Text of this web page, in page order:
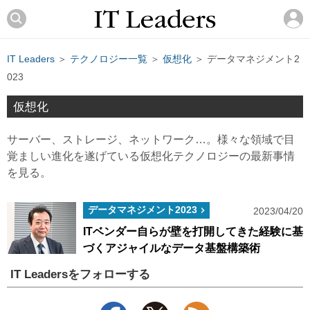
IT Leaders ＞ テクノロジー一覧 ＞ 仮想化 ＞ データマネジメント2
023
仮想化
サーバー、ストレージ、ネットワーク…。様々な領域で目
覚ましい進化を遂げている仮想化テクノロジーの最新事情
を見る。
データマネジメント2023 2023/04/20
ITベンダー自らが壁を打開してきた経験に基
づくアジャイルなデータ基盤構築術
IT Leadersをフォローする